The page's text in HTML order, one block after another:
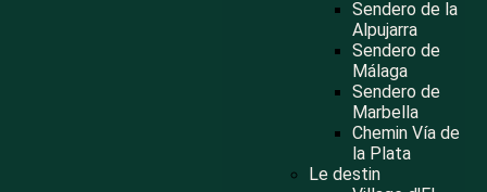
Sendero de la
Alpujarra
Sendero de
Málaga
Sendero de
Marbella
Chemin Vía de
la Plata
Le destin